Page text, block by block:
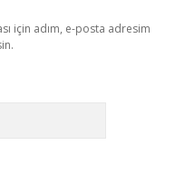
için adım, e-posta adresim